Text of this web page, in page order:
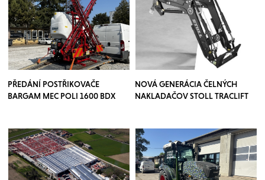
PŘEDÁNÍ POSTŘIKOVAČE
BARGAM MEC POLI 1600 BDX
NOVÁ GENERÁCIA ČELNÝCH
NAKLADAČOV STOLL TRACLIFT